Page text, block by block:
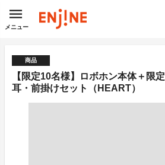
メニュー
商品
【限定10名様】ロボホン本体＋限
耳・前掛けセット（HEART）